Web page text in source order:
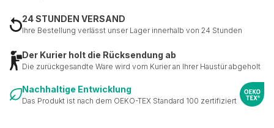
24 STUNDEN VERSAND
Ihre Bestellung verlässt unser Lager innerhalb von 24 Stunden
Der Kurier holt die Rücksendung ab
Die zurückgesandte Ware wird vom Kurier an Ihrer Haustür abgeholt
Nachhaltige Entwicklung
Das Produkt ist nach dem OEKO-TEX Standard 100 zertifiziert